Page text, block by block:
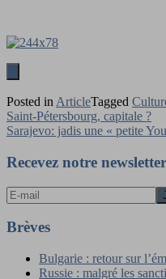
Posted in ArticleTagged
Navigation
de
l’article
Saint-Pétersbourg, capitale ?
Sarajevo: jadis une « petite
Recevez notre newsletter
Brèves
Bulgarie : retour sur
Russie : malgré les